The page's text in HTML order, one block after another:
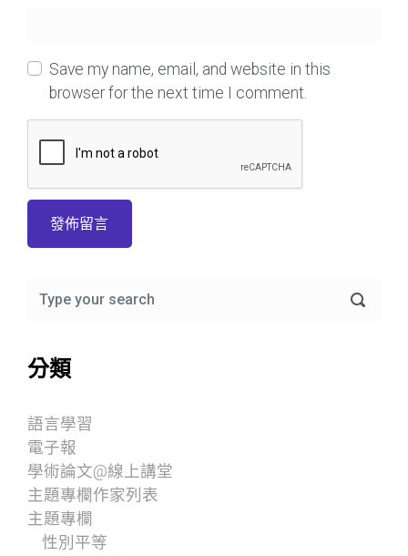
Save my name, email, and website in this
browser for the next time I comment.
分類
語言學習
電子報
學術論文@線上講堂
主題專欄作家列表
主題專欄
性別平等